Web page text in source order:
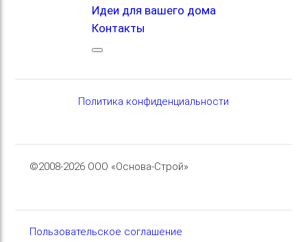
Идеи для вашего дома
Контакты
Политика конфиденциальности
©2008-2026 ООО «Основа-Строй»
Пользовательское соглашение